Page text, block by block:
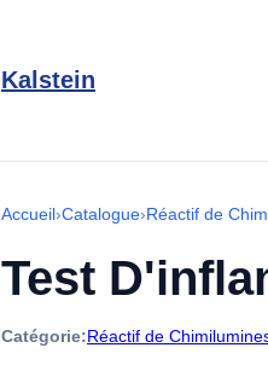
Kalstein
Accueil›Catalogue›Réactif de
Test
Catégorie:Réactif de